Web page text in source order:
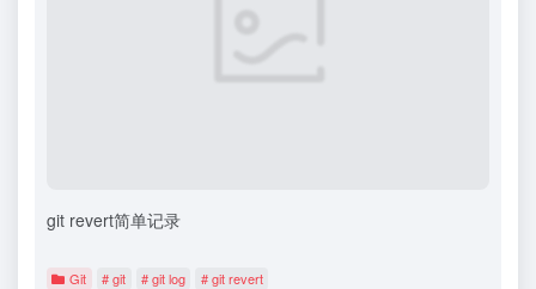
git revert简单记录
Git # git # git log # git revert